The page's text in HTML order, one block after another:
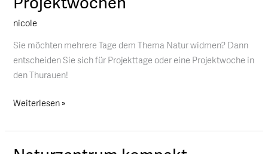
nicole
Sie möchten mehrere Tage dem Thema Natur widmen? Dann
entscheiden Sie sich für Projekttage oder eine Projektwoche in
den Thurauen!
Projekttage
&
Weiterlesen »
Naturzentrum